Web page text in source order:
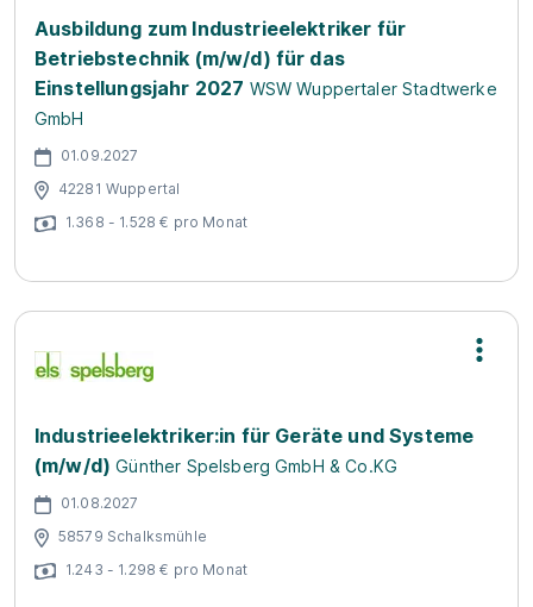
Ausbildung zum Industrieelektriker für
Betriebstechnik (m/w/d) für das
Einstellungsjahr 2027 WSW Wuppertaler Stadtwerke
GmbH
01.09.2027
42281 Wuppertal
1.368 - 1.528 € pro Monat
Industrieelektriker:in für Geräte und Systeme
(m/w/d) Günther Spelsberg GmbH & Co.KG
01.08.2027
58579 Schalksmühle
1.243 - 1.298 € pro Monat